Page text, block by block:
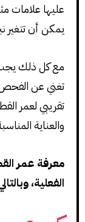
عليها علامات
يمكن أن تتغير
مع كل ذلك يجب
تغني عن الفحص
تقريبي لعمر
والعناية
معرفة عمر
الفعلية،